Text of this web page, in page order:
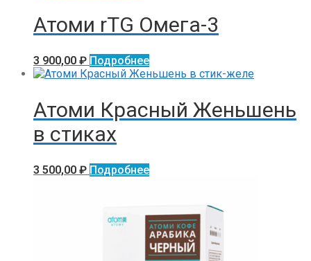
Атоми rTG Омега-3
3 900,00 ₽ Подробнее
Атоми Красный Женьшень
в стиках
3 500,00 ₽ Подробнее